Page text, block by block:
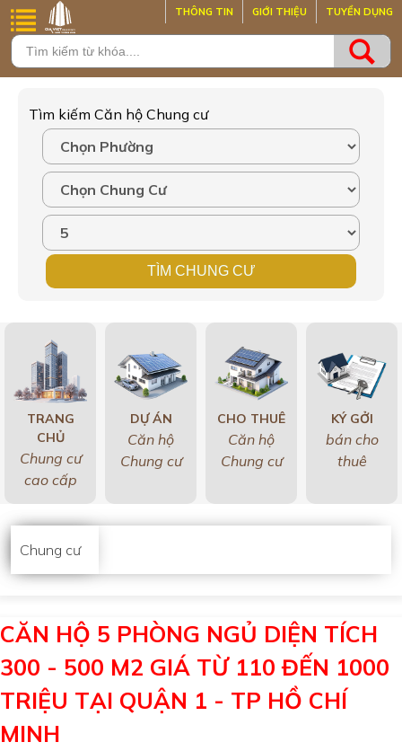
THÔNG TIN GIỚI THIỆU TUYỂN DỤNG
Tìm kiếm Căn hộ Chung cư
TRANG
CHỦ
Chung cư
cao cấp
DỰ ÁN
Căn hộ
Chung cư
CHO THUÊ
Căn hộ
Chung cư
KÝ GỞI
bán cho
thuê
Chung cư
CĂN HỘ 5 PHÒNG NGỦ DIỆN TÍCH
300 - 500 M2 GIÁ TỪ 110 ĐẾN 1000
TRIỆU TẠI QUẬN 1 - TP HỒ CHÍ
MINH